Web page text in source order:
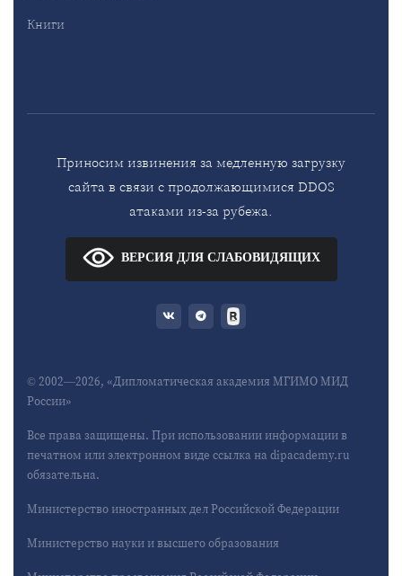
Книги
Приносим извинения за медленную загрузку
сайта в связи с продолжающимися DDOS
атаками из-за рубежа.
ВЕРСИЯ ДЛЯ СЛАБОВИДЯЩИХ
© 2002—2026, «Дипломатическая академия МГИМО МИД
России»
Все права защищены. При использовании информации в
печатном или электронном виде ссылка на dipacademy.ru
обязательна.
Министерство иностранных дел Российской Федерации
Министерство науки и высшего образования